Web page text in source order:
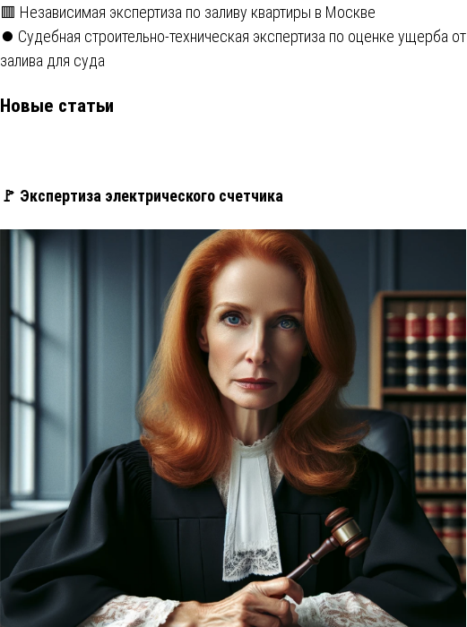
🟥 Независимая экспертиза по заливу квартиры в Москве
⏺️ Судебная строительно-техническая экспертиза по оценке ущерба от
залива для суда
Новые статьи
🚩 Экспертиза электрического счетчика